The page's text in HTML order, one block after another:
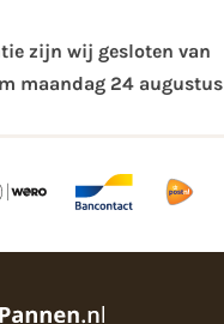
zijn wij gesloten van
maandag 24 augustus